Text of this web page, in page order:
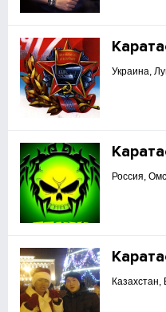
Украина,
Россия,
Казахстан,